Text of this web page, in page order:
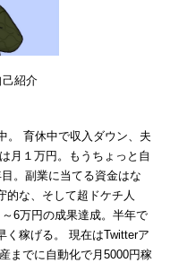
紹介
。 育休中で収入ダウン、夫
月１万円。もうちょっと自
。副業に当てる資金はな
的な、そして超ドケチ人
6万円の成果達成。半年で
く稼げる。 現在はTwitterア
までに自動化で月5000円稼